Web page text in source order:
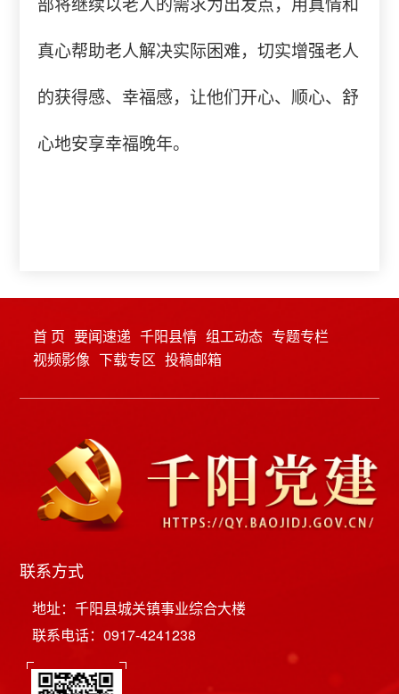
真心帮助老人解决实际困难，切实增强老人
的获得感、幸福感，让他们开心、顺心、舒
心地安享幸福晚年。
首 页 要闻速递 千阳县情 组工动态 专题专栏
视频影像 下载专区 投稿邮箱
联系方式
地址：千阳县城关镇事业综合大楼
联系电话：0917-4241238